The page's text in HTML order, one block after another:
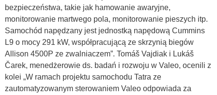
bezpieczeństwa, takie jak hamowanie awaryjne,
monitorowanie martwego pola, monitorowanie pieszych itp.
Samochód napędzany jest jednostką napędową Cummins
L9 o mocy 291 kW, współpracującą ze skrzynią biegów
Allison 4500P ze zwalniaczem”. Tomáš Vajdiak i Lukáš
Čarek, menedżerowie ds. badań i rozwoju w Valeo, ocenili z
kolei „W ramach projektu samochodu Tatra ze
zautomatyzowanym sterowaniem Valeo odpowiada za